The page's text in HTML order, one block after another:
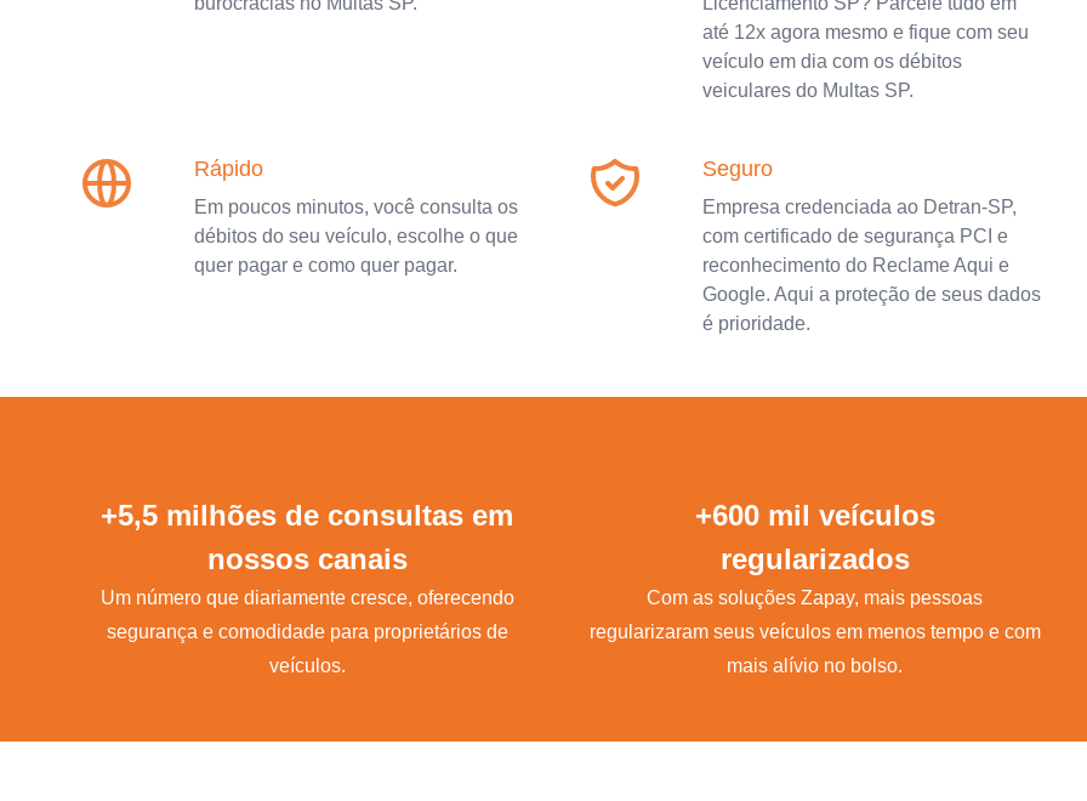
até 12x agora mesmo e fique com seu
veículo em dia com os débitos
veiculares do Multas SP.
Rápido
Em poucos minutos, você consulta os
débitos do seu veículo, escolhe o que
quer pagar e como quer pagar.
Seguro
Empresa credenciada ao Detran-SP,
com certificado de segurança PCI e
reconhecimento do Reclame Aqui e
Google. Aqui a proteção de seus dados
é prioridade.
+5,5 milhões de consultas em
nossos canais
Um número que diariamente cresce, oferecendo
segurança e comodidade para proprietários de
veículos.
+600 mil veículos
regularizados
Com as soluções Zapay, mais pessoas
regularizaram seus veículos em menos tempo e com
mais alívio no bolso.